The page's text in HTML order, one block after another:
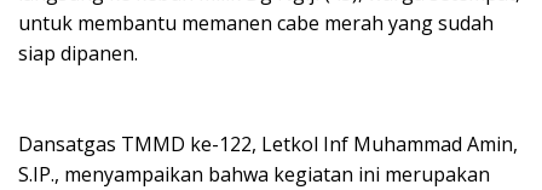
untuk membantu memanen cabe merah yang sudah
siap dipanen.
Dansatgas TMMD ke-122, Letkol Inf Muhammad Amin,
S.IP., menyampaikan bahwa kegiatan ini merupakan